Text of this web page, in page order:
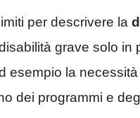
per descrivere la
grave solo in
esempio la
dei programmi e